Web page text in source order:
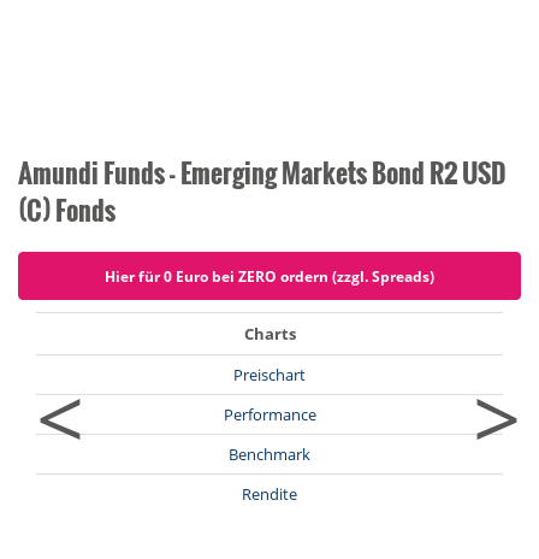
Amundi Funds - Emerging Markets Bond R2 USD
(C) Fonds
Hier für 0 Euro bei ZERO ordern (zzgl. Spreads)
<
Charts
Preischart
Performance
Benchmark
Rendite
>